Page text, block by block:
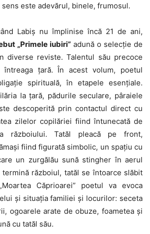
este adevărul, binele, frumosul.
Labiș nu împlinise încă 21 de ani,
„Primele iubiri” adună o selecție de
diverse reviste. Talentul său precoce
țară. În acest volum, poetul
spirituală, în etapele esențiale.
la țară, pădurile seculare, pâraiele
descoperită prin contactul direct cu
zilelor copilăriei fiind întunecată de
războiului. Tatăl pleacă pe front,
fiind figurată simbolic, un spațiu cu
un zurgălău sună stingher în aerul
războiul, tatăl se întoarce slăbit
Căprioarei” poetul va evoca
și situația familiei și locurilor: seceta
ogoarele arate de obuze, foametea și
cu tatăl său.